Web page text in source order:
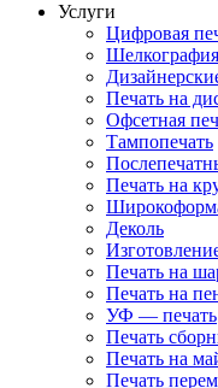
Услуги
Цифровая
Шелкография
Печать на
Офсетная
Тампопечать
Печать на
Деколь
Печать на
Печать на
УФ — печать
Печать
Печать на
Печать